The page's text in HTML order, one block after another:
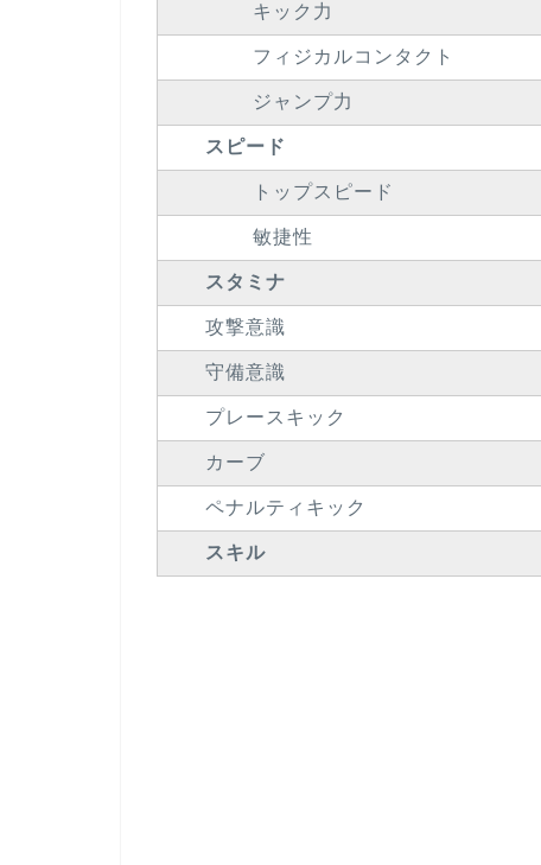
キック力
フィジカルコンタクト
ジャンプ力
スピード
トップスピード
敏捷性
スタミナ
攻撃意識
守備意識
プレースキック
カーブ
ペナルティキック
スキル